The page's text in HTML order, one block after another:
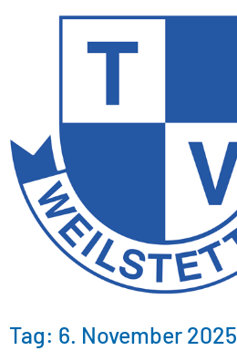
Tag: 6. November 2025